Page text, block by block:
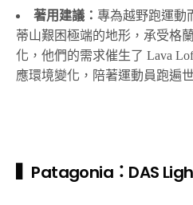
著用建議： 專為越野跑運動
蒂山艱困極端的地形，承受格
化，他們的需求催生了 Lava
應環境變化，陪著運動員跑遍
▍Patagonia：DAS